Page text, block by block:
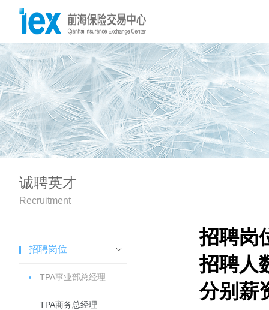
诚聘英才
Recruitment
招聘岗位
TPA事业部总经理
TPA商务总经理
招聘岗
招聘人
分别薪